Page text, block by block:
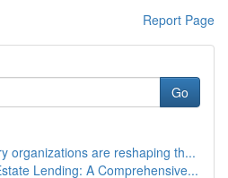
Report Page
Go
organizations are reshaping th...
Lending: A Comprehensive...